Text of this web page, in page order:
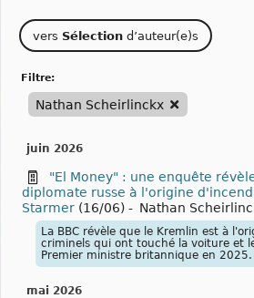
vers Sélection d’auteur(e)s
filtre:
Nathan Scheirlinckx
juin 2026
"El Money" : une enquête
diplomate russe à l'origine
Starmer (16/06) - Nathan
La BBC révèle que le Kremlin est à
criminels qui ont touché la voiture et
Premier ministre britannique en 2025.
mai 2026